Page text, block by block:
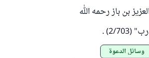
بن باز رحمه الله
703) .
وسائل الدعوة